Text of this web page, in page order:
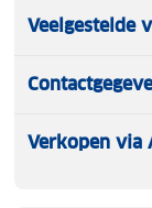
Veelgestelde
Verkopen via